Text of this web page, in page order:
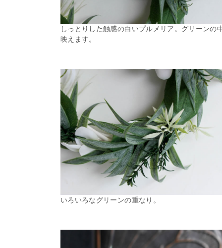
しっとりした触感の白いプルメリア。グリーンの
映えます。
いろいろなグリーンの重なり。